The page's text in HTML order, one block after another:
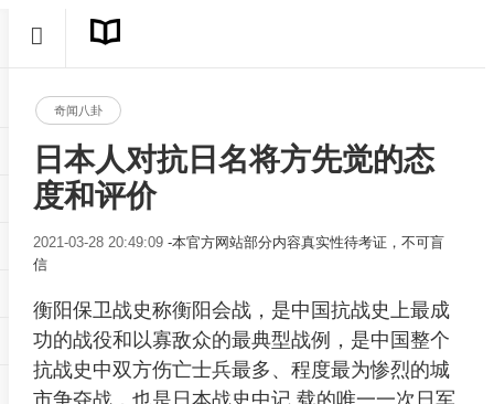
奇闻八卦
日本人对抗日名将方先觉的态
度和评价
2021-03-28 20:49:09 -本官方网站部分内容真实性待考证，不可盲
信
衡阳保卫战史称衡阳会战，是中国抗战史上最成
功的战役和以寡敌众的最典型战例，是中国整个
抗战史中双方伤亡士兵最多、程度最为惨烈的城
市争夺战，也是日本战史中记 载的唯一一次日军